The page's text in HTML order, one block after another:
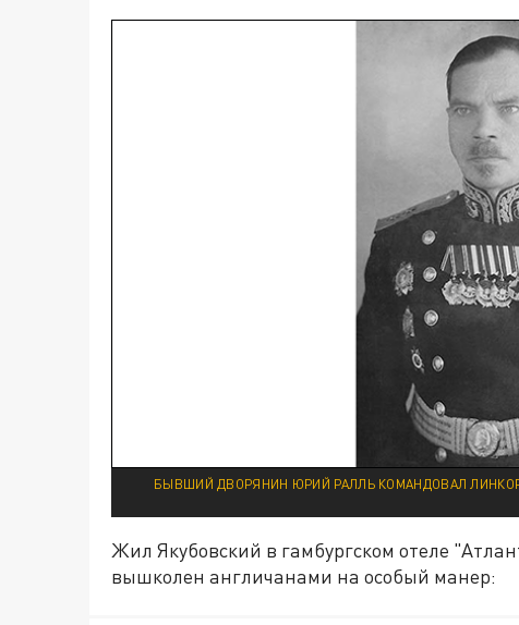
БЫВШИЙ ДВОРЯНИН ЮРИЙ РАЛЛЬ КОМАНДОВАЛ
Жил Якубовский в гамбургском отеле
вышколен англичанами на особый манер: